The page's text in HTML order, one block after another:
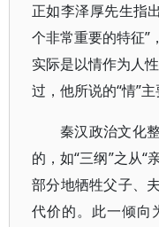
正如李泽厚先生指
个非常重要的特征
实际是以情作为人
过，他所说的“情”
秦汉政治文化
的，如“三纲”之从“
部分地牺牲父子、
代价的。此一倾向